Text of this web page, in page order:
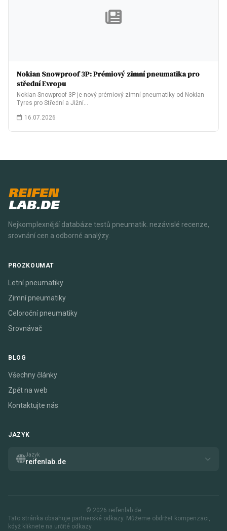
Nokian Snowproof 3P: Prémiový zimní pneumatika pro
střední Evropu
Nokian Snowproof 3P je nový prémiový zimní pneumatiky od Nokian
Tyres pro Střední a Jižní…
16.07.2026
REIFEN
LAB.DE
Nejkomplexnější databáze testů pneumatik. nezávislé recenze,
srovnání cen a odborné analýzy.
PROZKOUMAT
Letní pneumatiky
Zimní pneumatiky
Celoroční pneumatiky
Srovnávač
BLOG
Všechny články
Zpět na web
Kontaktujte nás
JAZYK
Jazyk
reifenlab.de
© 2026 reifenlab.de
Tato stránka obsahuje partnerské odkazy. Můžeme obdržet kompenzaci,
když kliknete na určité odkazy.